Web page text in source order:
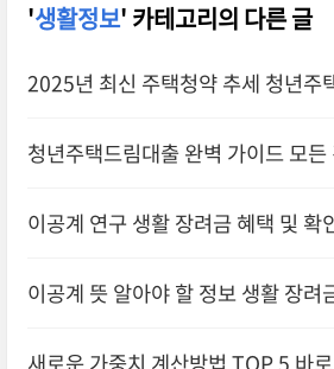
'생활정보' 카테고리의 다른 글
2025년 최신 주택청약 추세 청년주
청년주택드림대출 완벽 가이드 모
이공계 연구 생활 장려금 혜택 및 확
이공계 뜻 알아야 할 정보 생활 장려